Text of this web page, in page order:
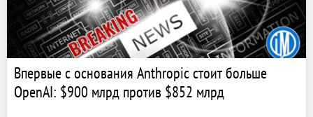
Впервые с основания Anthropic стоит больше
OpenAI: $900 млрд против $852 млрд